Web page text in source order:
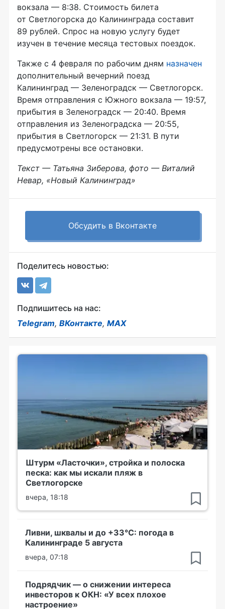
вокзала — 8:38. Стоимость билета
от Светлогорска до Калининграда составит
89 рублей. Спрос на новую услугу будет
изучен в течение месяца тестовых поездок.
Также с 4 февраля по рабочим дням назначен
дополнительный вечерний поезд
Калининград — Зеленоградск — Светлогорск.
Время отправления с Южного вокзала — 19:57,
прибытия в Зеленоградск — 20:40. Время
отправления из Зеленоградска — 20:55,
прибытия в Светлогорск — 21:31. В пути
предусмотрены все остановки.
Текст — Татьяна Зиберова, фото — Виталий
Невар, «Новый Калининград»
Обсудить в Вконтакте
Поделитесь новостью:
Подпишитесь на нас:
Telegram, ВКонтакте, MAX
Штурм «Ласточки», стройка и полоска
песка: как мы искали пляж в
Светлогорске
вчера, 18:18
Ливни, шквалы и до +33°С: погода в
Калининграде 5 августа
вчера, 07:18
Подрядчик — о снижении интереса
инвесторов к ОКН: «У всех плохое
настроение»